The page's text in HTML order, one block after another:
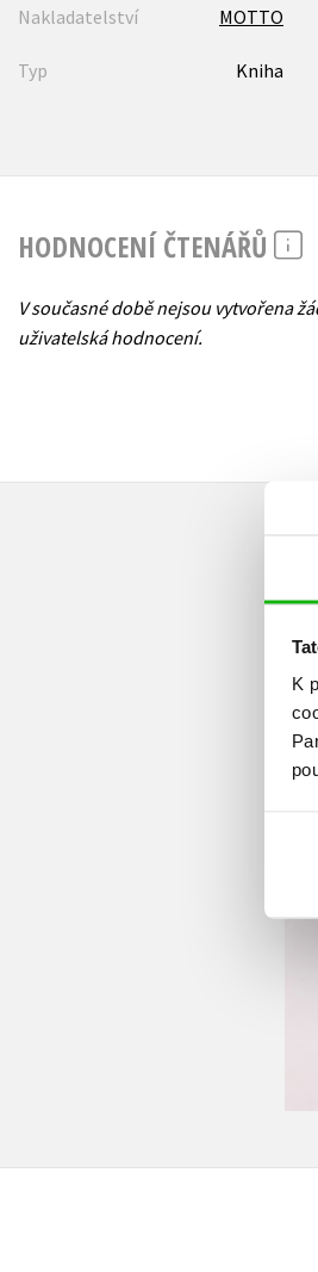
K
Nakladatelství MOTTO
Typ Kniha
HODNOCENÍ ČTENÁŘŮ
V současné době nejsou vytvořena
uživatelská hodnocení.